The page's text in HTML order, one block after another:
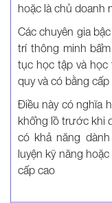
hoặc là chủ doanh
Các chuyên gia
trí thông minh
tục học tập và
quy và có bằng cấp
Điều này có nghĩa
khổng lồ trước khi
có khả năng
luyện kỹ năng
cấp cao